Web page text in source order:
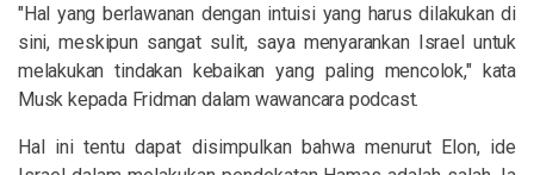
"Hal yang berlawanan dengan intuisi yang harus dilakukan di
sini, meskipun sangat sulit, saya menyarankan Israel untuk
melakukan tindakan kebaikan yang paling mencolok," kata
Musk kepada Fridman dalam wawancara podcast.
Hal ini tentu dapat disimpulkan bahwa menurut Elon, ide